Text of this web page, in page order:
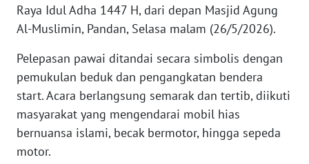
Raya Idul Adha 1447 H, dari depan Masjid Agung
Al-Muslimin, Pandan, Selasa malam (26/5/2026).
Pelepasan pawai ditandai secara simbolis dengan
pemukulan beduk dan pengangkatan bendera
start. Acara berlangsung semarak dan tertib, diikuti
masyarakat yang mengendarai mobil hias
bernuansa islami, becak bermotor, hingga sepeda
motor.
KARIR
Wahana
News
WN
SUMUT